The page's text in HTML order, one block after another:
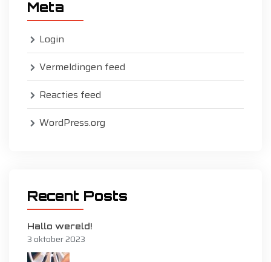
Meta
Login
Vermeldingen feed
Reacties feed
WordPress.org
Recent Posts
Hallo wereld!
3 oktober 2023